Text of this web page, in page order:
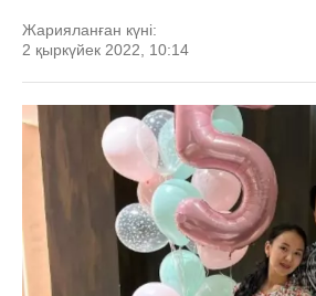
Жарияланған күні:
2 қыркүйек 2022, 10:14